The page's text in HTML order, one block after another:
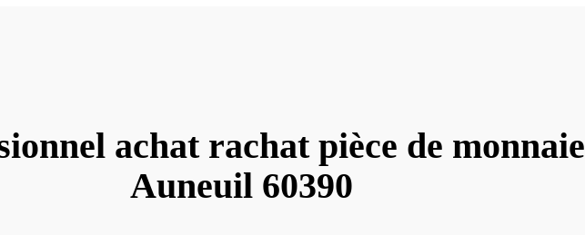
achat rachat pièce de monnaie
Auneuil 60390